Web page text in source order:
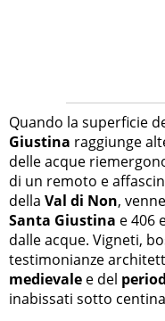
Quando la superficie
Giustina raggiunge
delle acque
di un remoto e
della Val di Non,
Santa Giustina e 406
dalle acque. Vigneti,
testimonianze
medievale e del
inabissati sotto